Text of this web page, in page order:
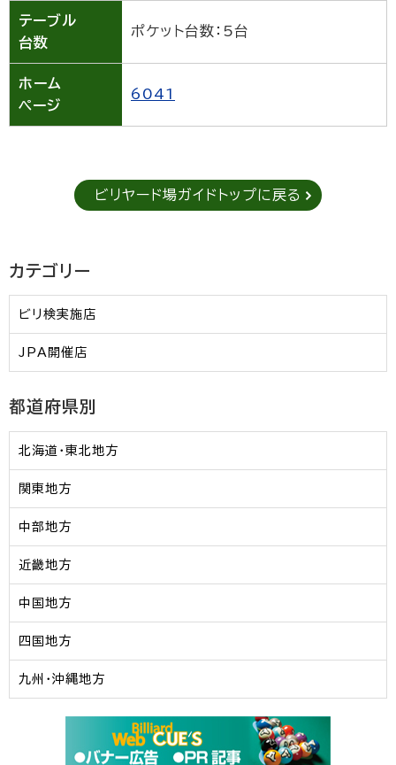
テーブル
台数
ポケット台数：5台
ホーム
ページ
6041
ビリヤード場ガイドトップに戻る
カテゴリー
ビリ検実施店
JPA開催店
都道府県別
北海道・東北地方
関東地方
中部地方
近畿地方
中国地方
四国地方
九州・沖縄地方